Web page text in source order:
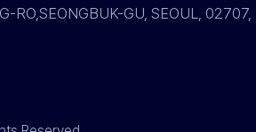
RO,SEONGBUK-GU, SEOUL, 02707,